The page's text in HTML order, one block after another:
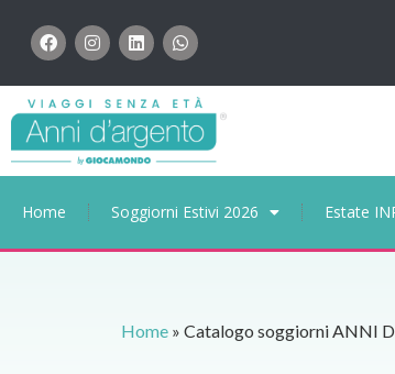
Home Soggiorni Estivi 2026 Estate
Home » Catalogo soggiorni ANNI